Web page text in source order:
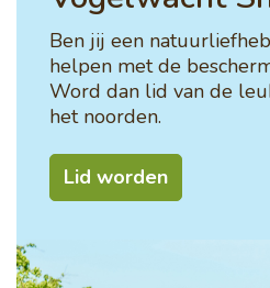
Ben jij een
helpen met de
Word dan lid van de
het noorden.
Lid worden